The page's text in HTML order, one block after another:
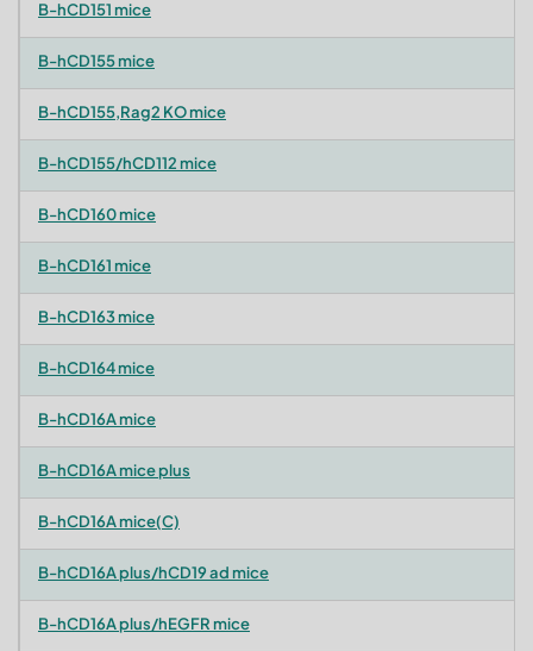
B-hCD151 mice
B-hCD155 mice
B-hCD155,Rag2 KO mice
B-hCD155/hCD112 mice
B-hCD160 mice
B-hCD161 mice
B-hCD163 mice
B-hCD164 mice
B-hCD16A mice
B-hCD16A mice plus
B-hCD16A mice(C)
B-hCD16A plus/hCD19 ad mice
B-hCD16A plus/hEGFR mice